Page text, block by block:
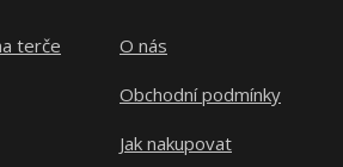
terče O nás
Obchodní podmínky
Jak nakupovat